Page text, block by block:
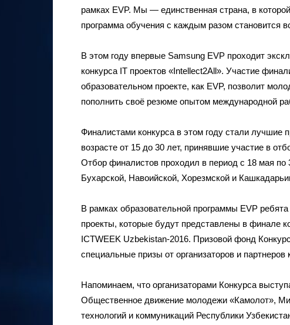
рамках EVP. Мы — единственная страна, в
программа обучения с каждым разом становится
В этом году впервые Samsung EVP проходит
конкурса IT проектов «Intellect2All». Участие
образовательном проекте, как EVP, позволит
пополнить своё резюме опытом международной
Финалистами конкурса в этом году стали лучшие
возрасте от 15 до 30 лет, принявшие участие в
Отбор финалистов проходил в период с 18 мая по
Бухарской, Навоийской, Хорезмской и
В рамках образовательной программы EVP
проекты, которые будут представлены в финале
ICTWEEK Uzbekistan-2016. Призовой фонд
специальные призы от организаторов и партнеров
Напоминаем, что организаторами Конкурса
Общественное движение молодежи «Камолот»,
технологий и коммуникаций Республики